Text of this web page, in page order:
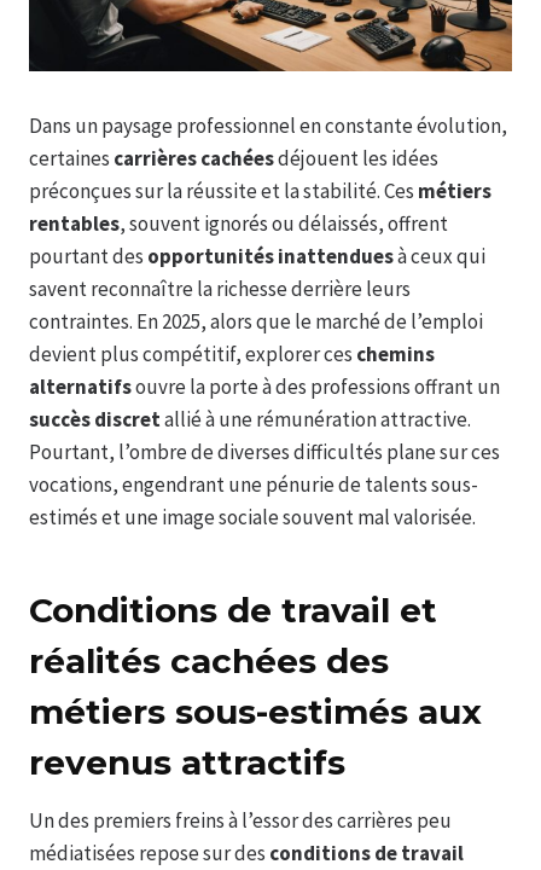
Dans un paysage professionnel en constante évolution,
certaines carrières cachéesdéjouent les idées
préconçues sur la réussite et la stabilité. Ces métiers
rentables, souvent ignorés ou délaissés, offrent
pourtant des opportunités inattenduesà ceux qui
savent reconnaître la richesse derrière leurs
contraintes. En 2025, alors que le marché de l’emploi
devient plus compétitif, explorer ces chemins
alternatifsouvre la porte à des professions offrant un
succès discretallié à une rémunération attractive.
Pourtant, l’ombre de diverses difficultés plane sur ces
vocations, engendrant une pénurie de talents sous-
estimés et une image sociale souvent mal valorisée.
Conditions de travail et
réalités cachées des
métiers sous-estimés aux
revenus attractifs
Un des premiers freins à l’essor des carrières peu
médiatisées repose sur des conditions de travail